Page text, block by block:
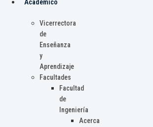
Académico
Vicerrectora
de
Enseñanza
y
Aprendizaje
Facultades
Facultad
de
Ingeniería
Acerca